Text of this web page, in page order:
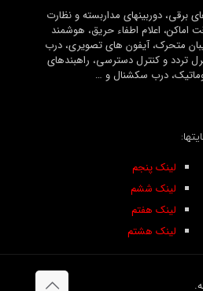
برقی، دوربینهای مداربسته و نظارت
اماکن، اعلام اطفاء حریق، هوشمند
متحرک، آیفون های تصویری، درب
تردد و کنترل دسترسی، راهبندهای
درب سکشنال و …
لینک پنجم
لینک ششم
لینک هفتم
لینک هشتم